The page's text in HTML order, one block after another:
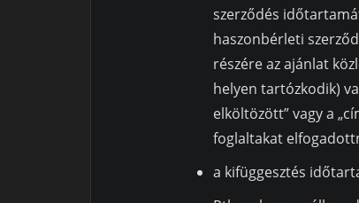
szerződés
haszonbérleti
részére az ajánlat
helyen tartózkodik)
elköltözött” vagy a
foglaltakat
a kifüggesztés